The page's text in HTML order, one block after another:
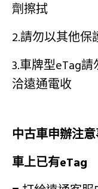
劑擦拭
2.請勿以其他保
3.車牌型eTag
洽遠通電收
中古車申辦注
車上已有eTag